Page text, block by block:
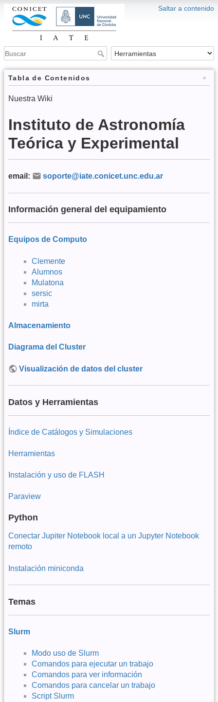
Saltar a contenido
Tabla de Contenidos
Nuestra Wiki
Instituto de Astronomía
Teórica y Experimental
email: soporte@iate.conicet.unc.edu.ar
Información general del equipamiento
Equipos de Computo
Clemente
Alumnos
Mulatona
sersic
mirta
Almacenamiento
Diagrama del Cluster
Visualización de datos del cluster
Datos y Herramientas
Índice de Catálogos y Simulaciones
Herramientas
Instalación y uso de FLASH
Paraview
Python
Conectar Jupiter Notebook local a un Jupyter Notebook
remoto
Instalación miniconda
Temas
Slurm
Modo uso de Slurm
Comandos para ejecutar un trabajo
Comandos para ver información
Comandos para cancelar un trabajo
Script Slurm